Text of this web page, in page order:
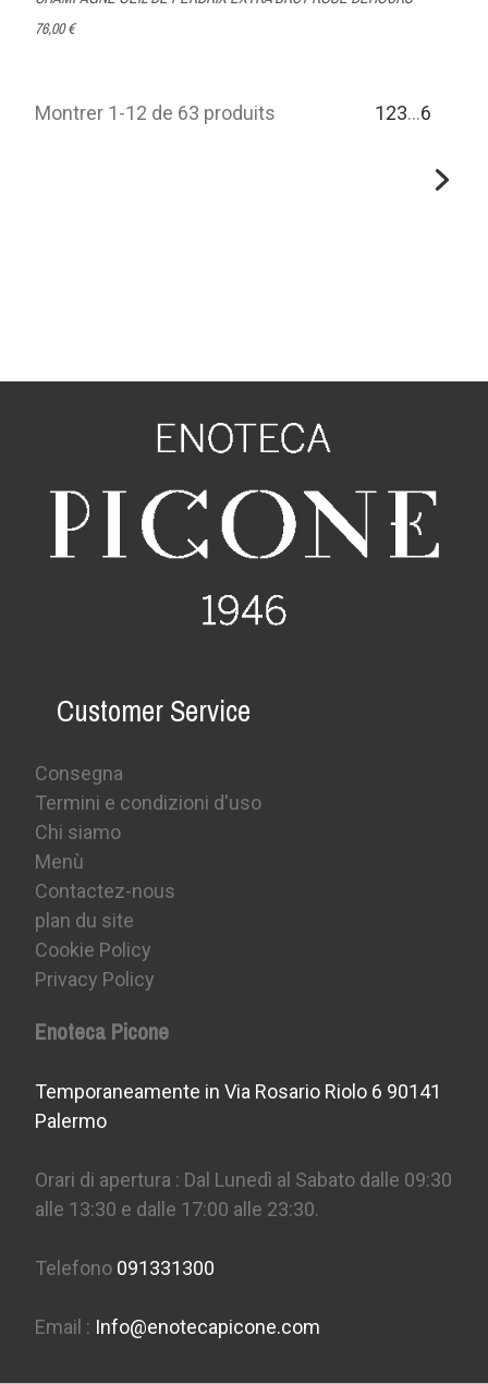
76,00 €
Montrer 1-12 de 63 produits 123…6
Customer Service
Consegna
Termini e condizioni d'uso
Chi siamo
Menù
Contactez-nous
plan du site
Cookie Policy
Privacy Policy
Enoteca Picone
Temporaneamente in Via Rosario Riolo 6 90141
Palermo
Orari di apertura : Dal Lunedì al Sabato dalle 09:30
alle 13:30 e dalle 17:00 alle 23:30.
Telefono 091331300
Email : Info@enotecapicone.com